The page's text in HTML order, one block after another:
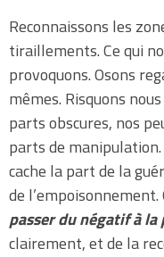
Reconnaissons les
tiraillements. Ce qui
provoquons. Osons
mêmes. Risquons
parts obscures, nos
parts de
cache la part de la
de
passer du négatif à la
clairement, et de la